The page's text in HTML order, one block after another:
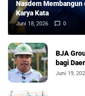
Nasdem Membangun
Karya Kata
Juni 18, 2026 0
BJA
bagi
Juni 19,